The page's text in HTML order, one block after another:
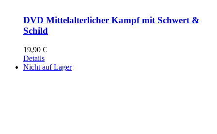
DVD Mittelalterlicher Kampf mit Schwert &
Schild
19,90 €
Details
Nicht auf Lager